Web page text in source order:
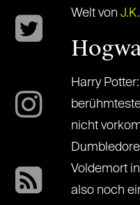
Welt von
Harry
nicht
Voldemort
also noch